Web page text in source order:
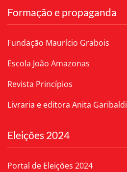
Formação e propaganda
Fundação Maurício Grabois
Escola João Amazonas
Revista Princípios
Livraria e editora Anita Garibaldi
Eleições 2024
Portal de Eleições 2024